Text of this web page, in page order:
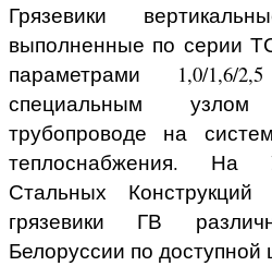
Грязевики
выполненные по серии
параметрами 1,0/1,6/
специальным
трубопроводе на
теплоснабжения. На
Стальных
грязевики ГВ
Белоруссии по доступной